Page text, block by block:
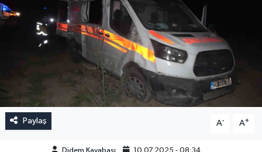
Paylaş A- A+
Didem Kayabaşı 10.07.2025 - 08:34